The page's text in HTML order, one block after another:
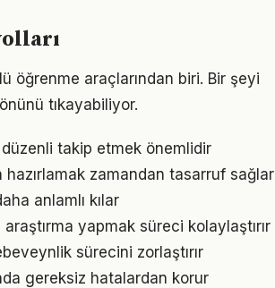
öğrenme araçlarından biri. Bir şeyi
tıkayabiliyor.
takip etmek önemlidir
zamandan tasarruf sağlar
anlamlı kılar
yapmak süreci kolaylaştırır
sürecini zorlaştırır
gereksiz hatalardan korur